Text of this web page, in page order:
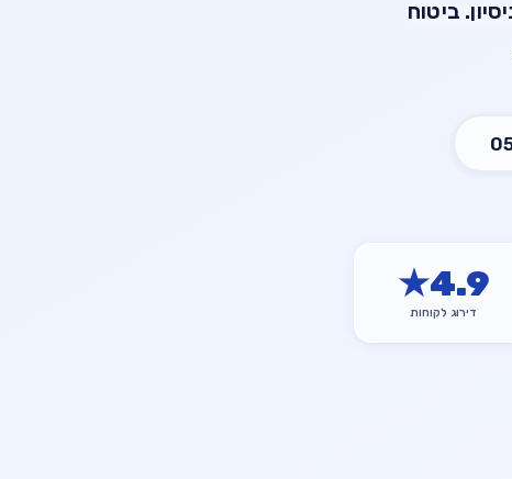
מקצועית עם מעל 20 שנות ניסיון. ביטוח
4.9
★
דירוג לקוחות